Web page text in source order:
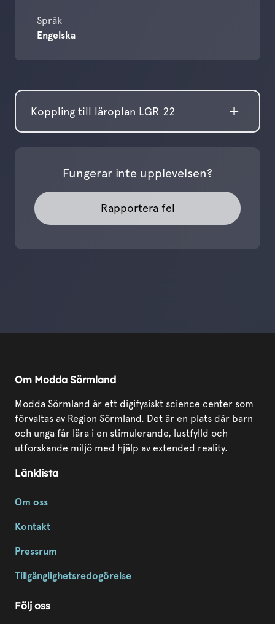
Språk
Engelska
Koppling till läroplan LGR 22
Fungerar inte upplevelsen?
Rapportera fel
Om Modda Sörmland
Modda Sörmland är ett digifysiskt science center som
förvaltas av Region Sörmland. Det är en plats där barn
och unga får lära i en stimulerande, lustfylld och
utforskande miljö med hjälp av extended reality.
Länklista
Om oss
Kontakt
Pressrum
Tillgänglighetsredogörelse
Följ oss